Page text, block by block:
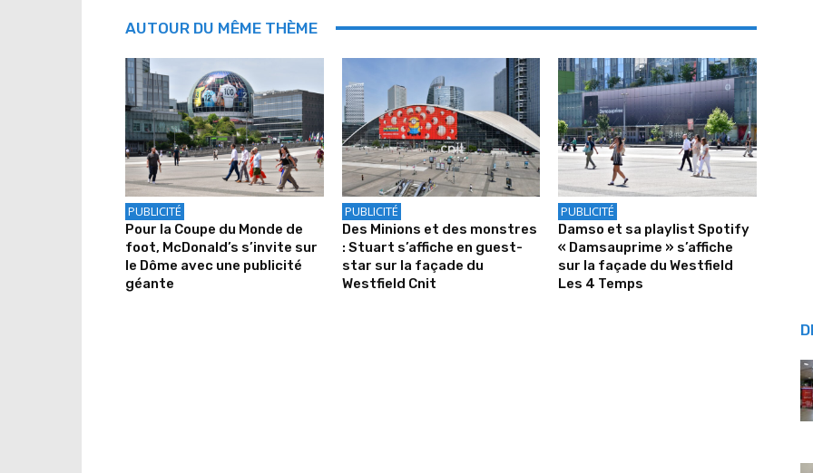
AUTOUR DU MÊME THÈME
PUBLICITÉ
Pour la Coupe du Monde de
foot, McDonald’s s’invite sur
le Dôme avec une publicité
géante
PUBLICITÉ
Des Minions et des monstres
: Stuart s’affiche en guest-
star sur la façade du
Westfield Cnit
PUBLICITÉ
Damso et sa playlist Spotify
« Damsauprime » s’affiche
sur la façade du Westfield
Les 4 Temps